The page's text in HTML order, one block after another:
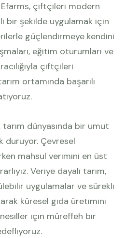
çiftçileri modern
bir şekilde uygulamak için
güçlendirmeye kendini
eğitim oturumları ve
çiftçileri
ortamında başarılı
dünyasında bir umut
duruyor. Çevresel
mahsul verimini en üst
Veriye dayalı tarım,
uygulamalar ve sürekli
küresel gıda üretimini
için müreffeh bir